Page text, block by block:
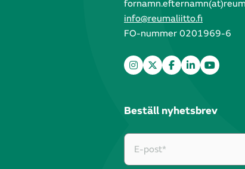
info@reumaliitto.fi
FO-nummer 0201969-6
Beställ nyhetsbrev